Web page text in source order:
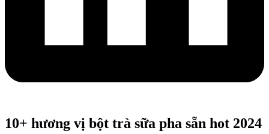
10+ hương vị bột trà sữa pha sẵn hot 2024